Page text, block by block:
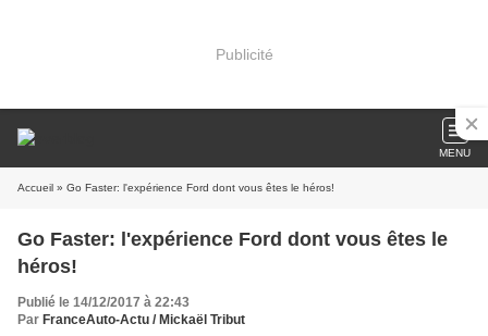
Publicité
MENU
Accueil » Go Faster: l'expérience Ford dont vous êtes le héros!
Go Faster: l'expérience Ford dont vous êtes le
héros!
Publié le 14/12/2017 à 22:43
Par FranceAuto-Actu / Mickaël Tribut